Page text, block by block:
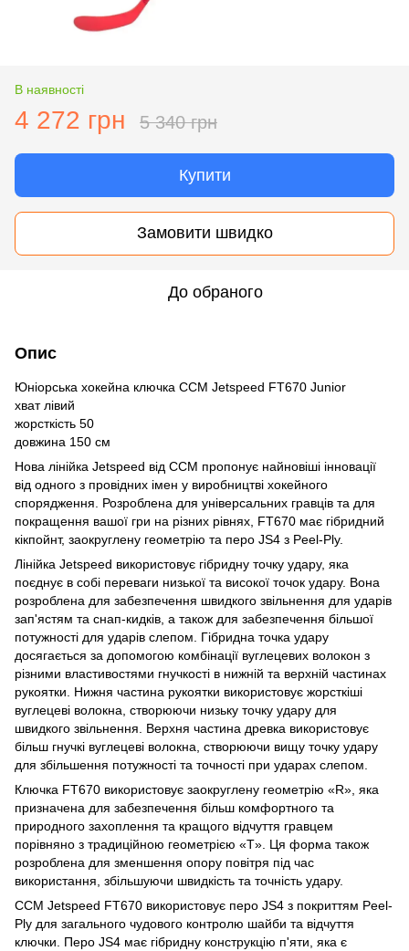
В наявності
4 272 грн 5 340 грн
Купити
Замовити швидко
До обраного
Опис
Юніорська хокейна ключка CCM Jetspeed FT670 Junior
хват лівий
жорсткість 50
довжина 150 см
Нова лінійка Jetspeed від CCM пропонує найновіші інновації
від одного з провідних імен у виробництві хокейного
спорядження. Розроблена для універсальних гравців та для
покращення вашої гри на різних рівнях, FT670 має гібридний
кікпойнт, заокруглену геометрію та перо JS4 з Peel-Ply.
Лінійка Jetspeed використовує гібридну точку удару, яка
поєднує в собі переваги низької та високої точок удару. Вона
розроблена для забезпечення швидкого звільнення для ударів
зап'ястям та снап-кидків, а також для забезпечення більшої
потужності для ударів слепом. Гібридна точка удару
досягається за допомогою комбінації вуглецевих волокон з
різними властивостями гнучкості в нижній та верхній частинах
рукоятки. Нижня частина рукоятки використовує жорсткіші
вуглецеві волокна, створюючи низьку точку удару для
швидкого звільнення. Верхня частина древка використовує
більш гнучкі вуглецеві волокна, створюючи вищу точку удару
для збільшення потужності та точності при ударах слепом.
Ключка FT670 використовує заокруглену геометрію «R», яка
призначена для забезпечення більш комфортного та
природного захоплення та кращого відчуття гравцем
порівняно з традиційною геометрією «T». Ця форма також
розроблена для зменшення опору повітря під час
використання, збільшуючи швидкість та точність удару.
CCM Jetspeed FT670 використовує перо JS4 з покриттям Peel-
Ply для загального чудового контролю шайби та відчуття
ключки. Перо JS4 має гібридну конструкцію п'яти, яка є